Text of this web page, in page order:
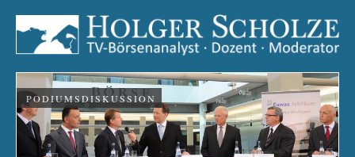
PODIUMSDISKUSSION